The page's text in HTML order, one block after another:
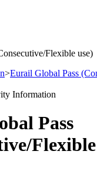
Flexible use)
>Eurail Global Pass
Information
Pass